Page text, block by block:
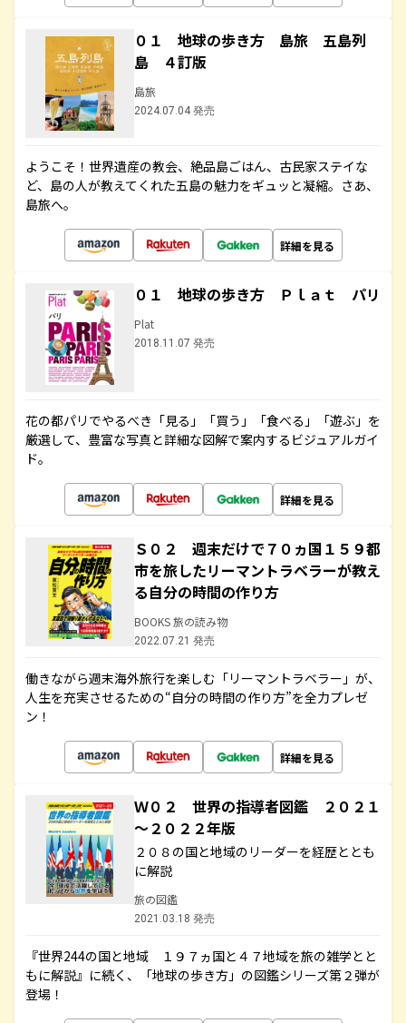
０１ 地球の歩き方 島旅 五島列
島 ４訂版
島旅
2024.07.04 発売
ようこそ！世界遺産の教会、絶品島ごはん、古民家ステイな
ど、島の人が教えてくれた五島の魅力をギュッと凝縮。さあ、
島旅へ。
詳細を見る
０１ 地球の歩き方 Ｐｌａｔ パリ
Plat
2018.11.07 発売
花の都パリでやるべき「見る」「買う」「食べる」「遊ぶ」を
厳選して、豊富な写真と詳細な図解で案内するビジュアルガイ
ド。
詳細を見る
Ｓ０２ 週末だけで７０ヵ国１５９都
市を旅したリーマントラベラーが教え
る自分の時間の作り方
BOOKS 旅の読み物
2022.07.21 発売
働きながら週末海外旅行を楽しむ「リーマントラベラー」が、
人生を充実させるための“自分の時間の作り方”を全力プレゼ
ン！
詳細を見る
Ｗ０２ 世界の指導者図鑑 ２０２１
～２０２２年版
２０８の国と地域のリーダーを経歴ととも
に解説
旅の図鑑
2021.03.18 発売
『世界244の国と地域 １９７ヵ国と４７地域を旅の雑学とと
もに解説』に続く、「地球の歩き方」の図鑑シリーズ第２弾が
登場！